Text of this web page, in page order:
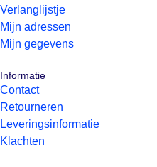
Verlanglijstje
Mijn adressen
Mijn gegevens
Informatie
Contact
Retourneren
Leveringsinformatie
Klachten